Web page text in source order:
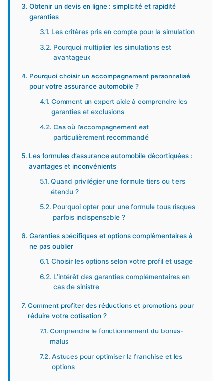
Obtenir un devis en ligne : simplicité et rapidité
garanties
Les critères pris en compte pour la simulation
Pourquoi multiplier les simulations est
avantageux
Pourquoi choisir un accompagnement personnalisé
pour votre assurance automobile ?
Comment un expert aide à comprendre les
garanties et exclusions
Cas où l’accompagnement est
particulièrement recommandé
Les formules d’assurance automobile décortiquées :
avantages et inconvénients
Quand privilégier une formule tiers ou tiers
étendu ?
Pourquoi opter pour une formule tous risques
parfois indispensable ?
Garanties spécifiques et options complémentaires à
ne pas oublier
Choisir les options selon votre profil et usage
L’intérêt des garanties complémentaires en
cas de sinistre
Comment profiter des réductions et promotions pour
réduire votre cotisation ?
Comprendre le fonctionnement du bonus-
malus
Astuces pour optimiser la franchise et les
options